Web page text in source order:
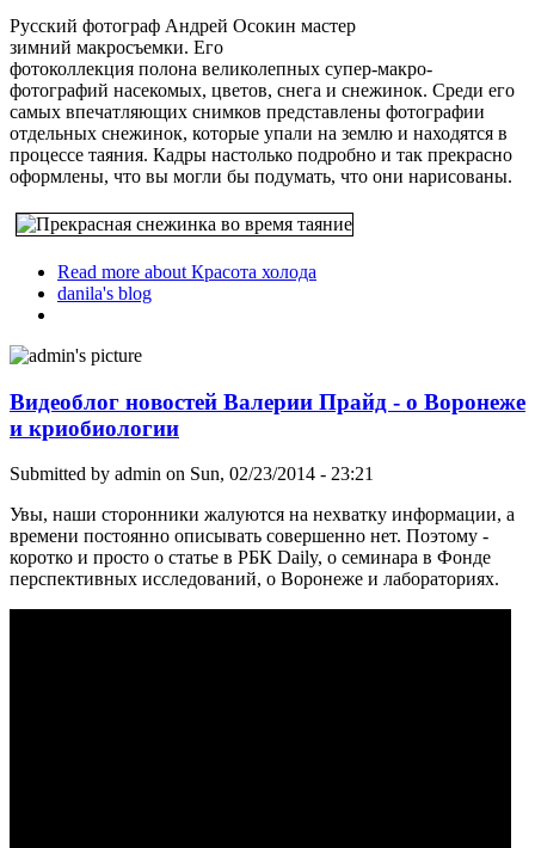
Русский фотограф Андрей Осокин мастер
зимний макросъемки. Его
фотоколлекция полона великолепных супер-макро-
фотографий насекомых, цветов, снега и снежинок. Среди его
самых впечатляющих снимков представлены фотографии
отдельных снежинок, которые упали на землю и находятся в
процессе таяния. Кадры настолько подробно и так прекрасно
оформлены, что вы могли бы подумать, что они нарисованы.
Read more about Красота холода
danila's blog
Видеоблог новостей Валерии Прайд - о Воронеже
и криобиологии
Submitted by admin on Sun, 02/23/2014 - 23:21
Увы, наши сторонники жалуются на нехватку информации, а
времени постоянно описывать совершенно нет. Поэтому -
коротко и просто о статье в РБК Daily, о семинара в Фонде
перспективных исследований, о Воронеже и лабораториях.